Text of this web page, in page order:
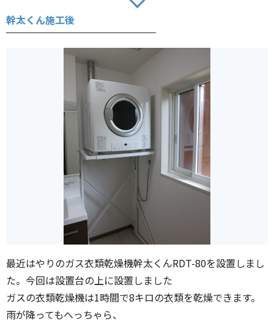
幹太くん施工後
最近はやりのガス衣類乾燥機幹太くんRDT-80を設置しまし
た。今回は設置台の上に設置しました
ガスの衣類乾燥機は1時間で8キロの衣類を乾燥できます。
雨が降ってもへっちゃら、